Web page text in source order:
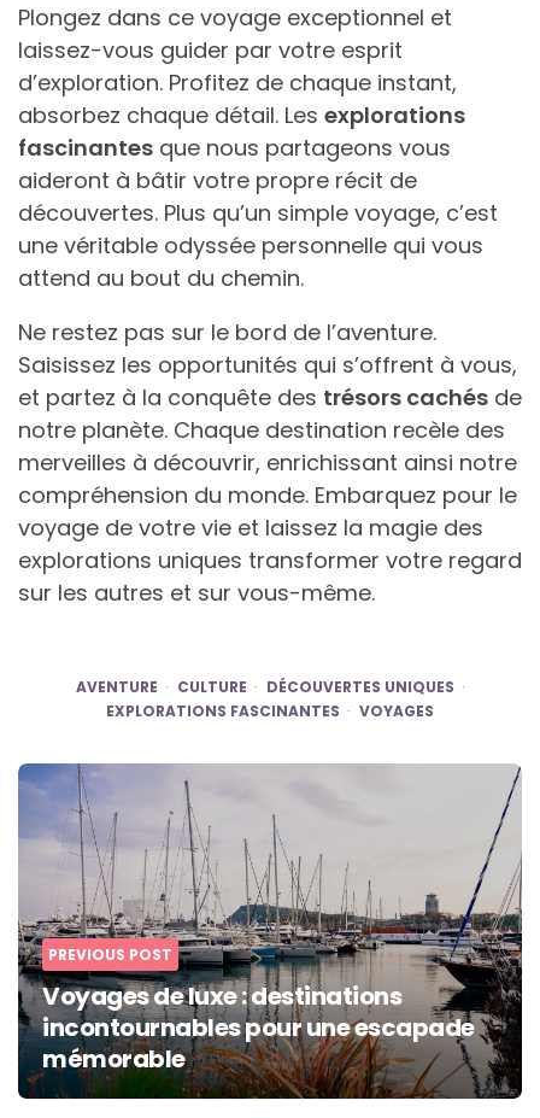
Plongez dans ce voyage exceptionnel et
laissez-vous guider par votre esprit
d’exploration. Profitez de chaque instant,
absorbez chaque détail. Les explorations
fascinantes que nous partageons vous
aideront à bâtir votre propre récit de
découvertes. Plus qu’un simple voyage, c’est
une véritable odyssée personnelle qui vous
attend au bout du chemin.
Ne restez pas sur le bord de l’aventure.
Saisissez les opportunités qui s’offrent à vous,
et partez à la conquête des trésors cachés de
notre planète. Chaque destination recèle des
merveilles à découvrir, enrichissant ainsi notre
compréhension du monde. Embarquez pour le
voyage de votre vie et laissez la magie des
explorations uniques transformer votre regard
sur les autres et sur vous-même.
AVENTURE CULTURE
DÉCOUVERTES UNIQUES
EXPLORATIONS FASCINANTES
VOYAGES
Post
navigation
PREVIOUS POST
Voyages de luxe : destinations
incontournables pour une escapade
mémorable